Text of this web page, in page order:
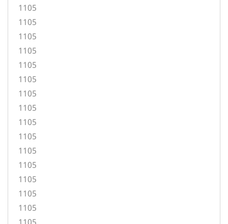
1105
1105
1105
1105
1105
1105
1105
1105
1105
1105
1105
1105
1105
1105
1105